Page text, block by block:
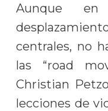
Aunque
centrales, no
las “road
Christian
lecciones de